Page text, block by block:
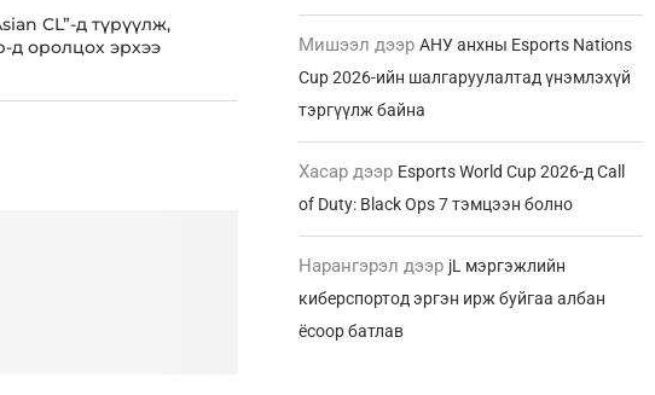
CL”-д түрүүлж,
д оролцох эрхээ
Мишээл дээрАНУ анхны Esports Nations
Cup 2026-ийн шалгаруулалтад үнэмлэхүй
тэргүүлж байна
Хасар дээр Esports World Cup 2026-д Call
of Duty: Black Ops 7 тэмцээн болно
Нарангэрэл дээр jL мэргэжлийн
киберспортод эргэн ирж буйгаа албан
ёсоор батлав